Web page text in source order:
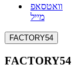
וואטסאפ
מייל
FACTORY54
FACTORY54